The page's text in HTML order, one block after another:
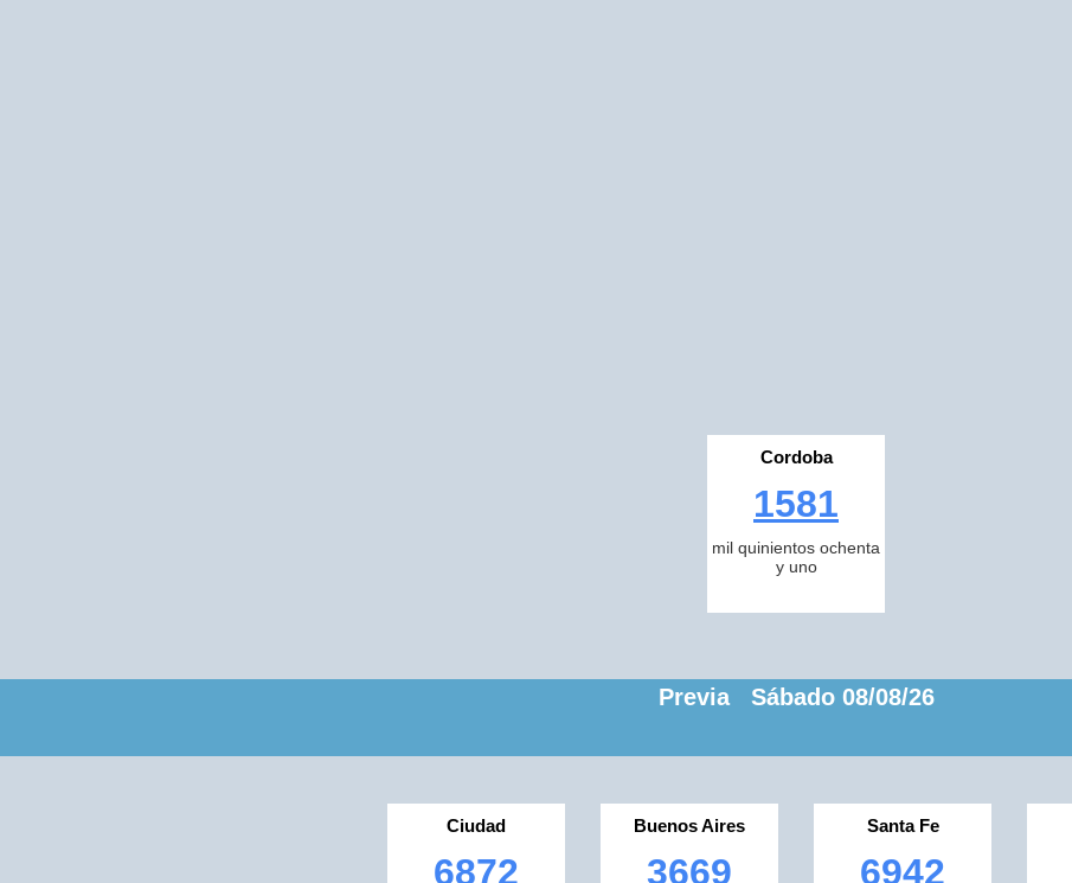
Cordoba
1581
mil quinientos ochenta
y uno
Previa Sábado 08/08/26
Ciudad
6872
Buenos Aires
3669
Santa Fe
6942